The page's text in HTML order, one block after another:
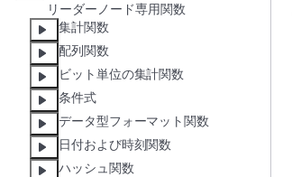
リーダーノード専用関数
集計関数
配列関数
ビット単位の集計関数
条件式
データ型フォーマット関数
日付および時刻関数
ハッシュ関数